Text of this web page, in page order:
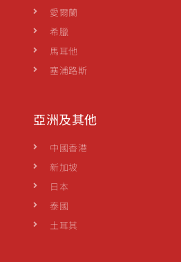
愛爾蘭
希臘
馬耳他
塞浦路斯
亞洲及其他
中國香港
新加坡
日本
泰國
土耳其